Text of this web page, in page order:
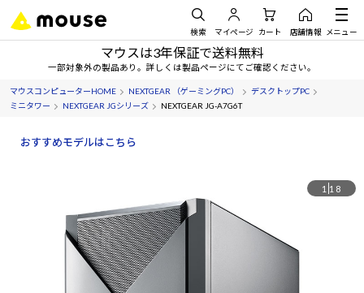
検索 マイページ カート 店舗情報 メニュー
マウスは3年保証で送料無料
一部対象外の製品あり。詳しくは製品ページにてご確認ください。
マウスコンピューターHOME NEXTGEAR （ゲーミングPC）
デスクトップPC
ミニタワー
NEXTGEAR JGシリーズ NEXTGEAR JG-A7G6T
おすすめモデルはこちら
1 18